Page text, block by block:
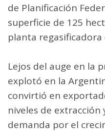
de Planificación
superficie de 125
planta regasificadora
Lejos del auge en la
explotó en la
convirtió en
niveles de
demanda por el